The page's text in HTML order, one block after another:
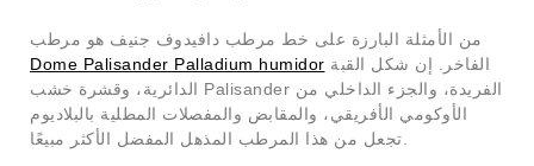
من الأمثلة البارزة على خط مرطب دافيدوف جنيف هو مرطب
Dome Palisander Palladium humidor
الدائرية، وقشرة خشب Palisander الفريدة، والجزء الداخلي من
الأوكومي الأفريقي، والمقابض والمفصلات المطلية بالبلاديوم